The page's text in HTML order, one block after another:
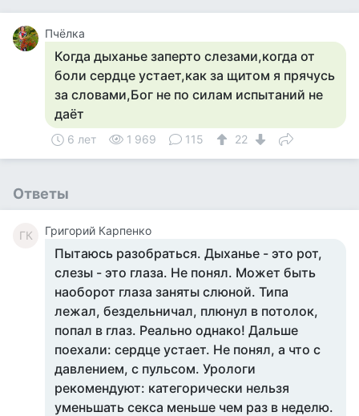
Пчёлка
Когда дыханье заперто слезами,когда от
боли сердце устает,как за щитом я прячусь
за словами,Бог не по силам испытаний не
даёт
6 лет 1 969 115 22
Ответы
ГК Григорий Карпенко
Пытаюсь разобраться. Дыханье - это рот,
слезы - это глаза. Не понял. Может быть
наоборот глаза заняты слюной. Типа
лежал, бездельничал, плюнул в потолок,
попал в глаз. Реально однако! Дальше
поехали: сердце устает. Не понял, а что с
давлением, с пульсом. Урологи
рекомендуют: категорически нельзя
уменьшать секса меньше чем раз в неделю.